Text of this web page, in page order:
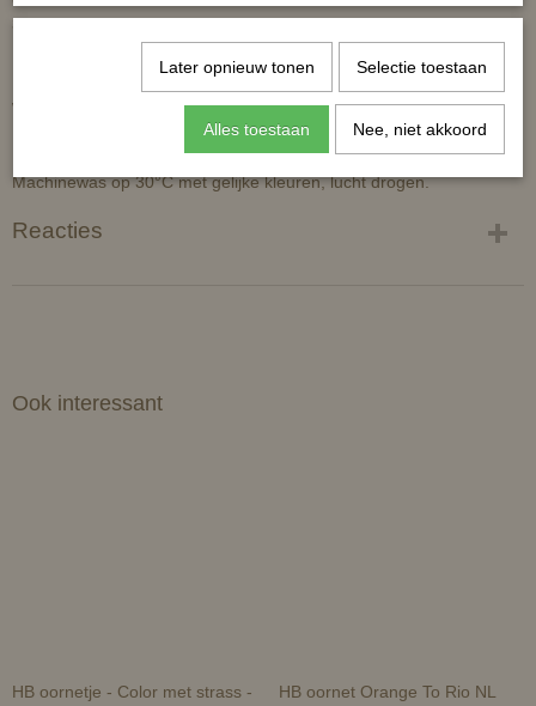
35% polyester.
Wasvoorschriften:
Machinewas op 30°C met gelijke kleuren, lucht drogen.
Reacties
Ook interessant
HB oornetje - Color met strass -
HB oornet Orange To Rio NL
Later opnieuw tonen Selectie toestaan
Alles toestaan Nee, niet akkoord